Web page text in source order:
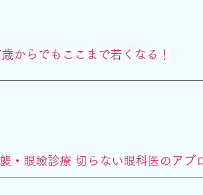
からでもここまで若くなる！
・眼瞼診療 切らない眼科医のアプ